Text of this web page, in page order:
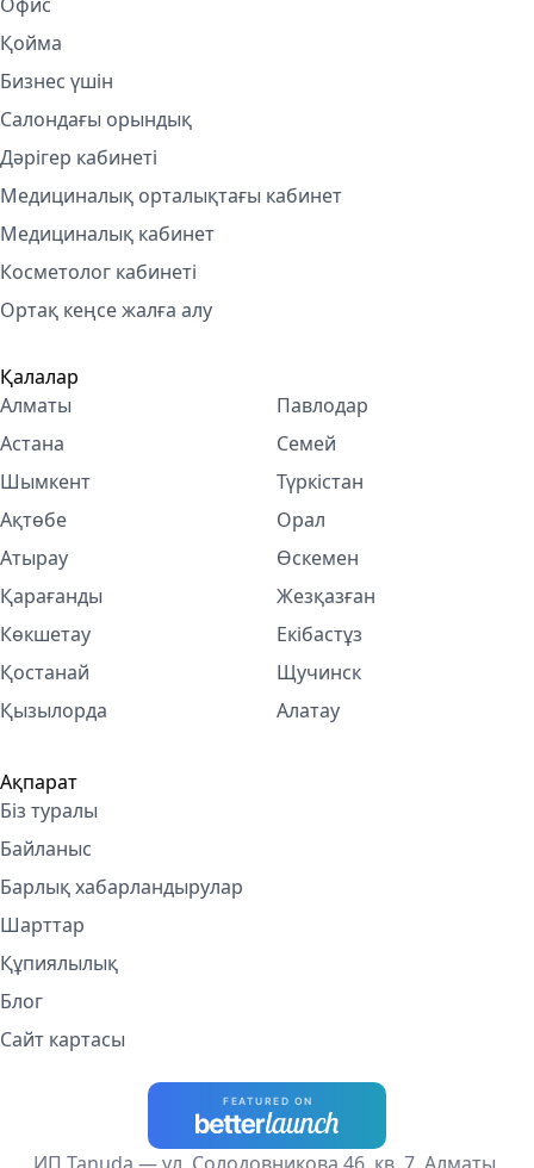
Қойма
Бизнес үшін
Салондағы орындық
Дәрігер кабинеті
Медициналық орталықтағы кабинет
Медициналық кабинет
Косметолог кабинетi
Ортақ кеңсе жалға алу
Қалалар
Алматы
Астана
Шымкент
Ақтөбе
Атырау
Қарағанды
Көкшетау
Қостанай
Қызылорда
Павлодар
Семей
Түркістан
Орал
Өскемен
Жезқазған
Екібастұз
Щучинск
Алатау
Ақпарат
Біз туралы
Байланыс
Барлық хабарландырулар
Шарттар
Құпиялылық
Блог
Сайт картасы